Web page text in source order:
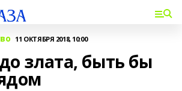
11 ОКТЯБРЯ 2018, 10:00
злата, быть бы